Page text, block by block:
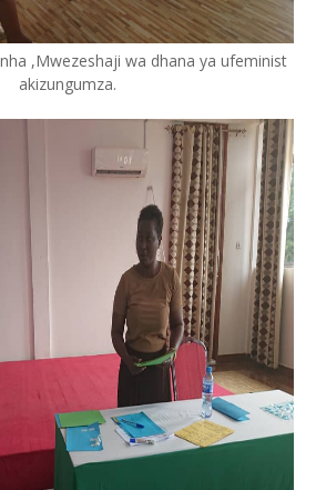
,Mwezeshaji wa dhana ya ufeminist
akizungumza.